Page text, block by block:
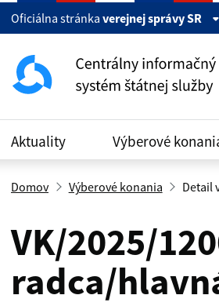
Oficiálna stránka verejnej správy SR
Aktuality Výberové
Domov Výberové konania Detail
VK/2025/
radca/